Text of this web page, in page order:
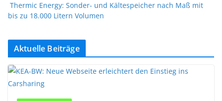
Thermic Energy: Sonder- und Kältespeicher nach Maß mit
bis zu 18.000 Litern Volumen
Aktuelle Beiträge